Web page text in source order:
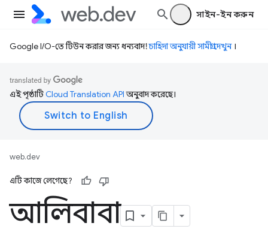
সাইন-ইন করুন
Google I/O-তে টিউন করার জন্য ধন্যবাদ!চাহিদা অনুযায়ী সামগ্রী দেখুন।
এই পৃষ্ঠাটিCloud Translation APIঅনুবাদ করেছে।
web.dev
এটি কাজে লেগেছে?
আলিবাবা